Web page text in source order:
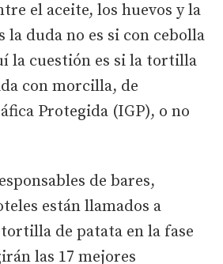
el aceite, los huevos y la
la duda no es si con cebolla
la cuestión es si la tortilla
con morcilla, de
Protegida (IGP), o no
de bares,
están llamados a
de patata en la fase
las 17 mejores